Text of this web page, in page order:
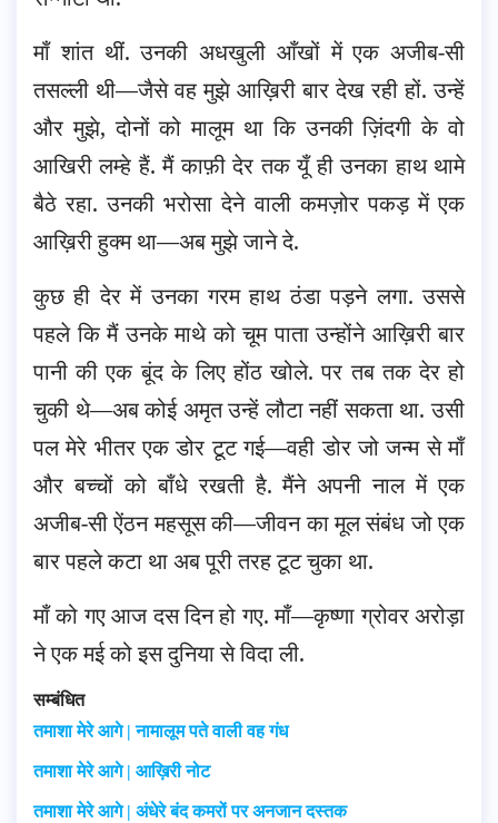
माँ शांत थीं. उनकी अधखुली आँखों में एक अजीब-सी
तसल्ली थी—जैसे वह मुझे आख़िरी बार देख रही हों. उन्हें
और मुझे, दोनों को मालूम था कि उनकी ज़िंदगी के वो
आखिरी लम्हे हैं. मैं काफ़ी देर तक यूँ ही उनका हाथ थामे
बैठे रहा. उनकी भरोसा देने वाली कमज़ोर पकड़ में एक
आख़िरी हुक्म था—अब मुझे जाने दे.
कुछ ही देर में उनका गरम हाथ ठंडा पड़ने लगा. उससे
पहले कि मैं उनके माथे को चूम पाता उन्होंने आख़िरी बार
पानी की एक बूंद के लिए होंठ खोले. पर तब तक देर हो
चुकी थे—अब कोई अमृत उन्हें लौटा नहीं सकता था. उसी
पल मेरे भीतर एक डोर टूट गई—वही डोर जो जन्म से माँ
और बच्चों को बाँधे रखती है. मैंने अपनी नाल में एक
अजीब-सी ऐंठन महसूस की—जीवन का मूल संबंध जो एक
बार पहले कटा था अब पूरी तरह टूट चुका था.
माँ को गए आज दस दिन हो गए. माँ—कृष्णा ग्रोवर अरोड़ा
ने एक मई को इस दुनिया से विदा ली.
सम्बंधित
तमाशा मेरे आगे | नामालूम पते वाली वह गंध
तमाशा मेरे आगे | आख़िरी नोट
तमाशा मेरे आगे | अंधेरे बंद कमरों पर अनजान दस्तक